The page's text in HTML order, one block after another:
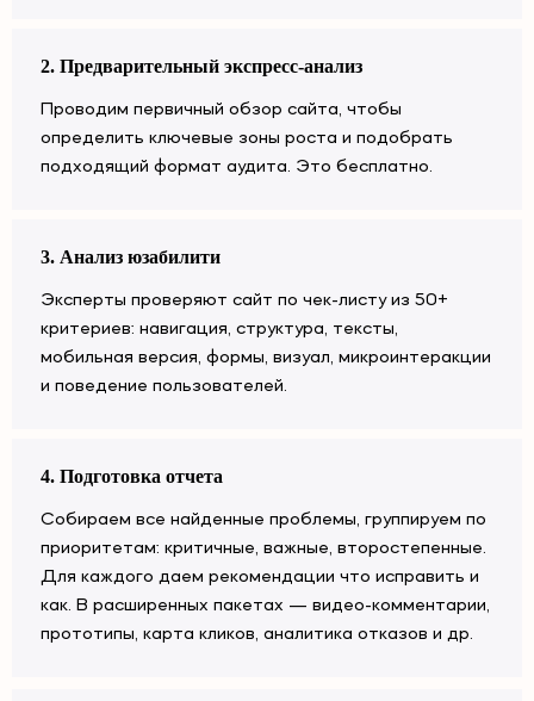
2. Предварительный экспресс-анализ
Проводим первичный обзор сайта, чтобы
определить ключевые зоны роста и подобрать
подходящий формат аудита. Это бесплатно.
3. Анализ юзабилити
Эксперты проверяют сайт по чек-листу из 50+
критериев: навигация, структура, тексты,
мобильная версия, формы, визуал, микроинтеракции
и поведение пользователей.
4. Подготовка отчета
Собираем все найденные проблемы, группируем по
приоритетам: критичные, важные, второстепенные.
Для каждого даем рекомендации что исправить и
как. В расширенных пакетах — видео-комментарии,
прототипы, карта кликов, аналитика отказов и др.